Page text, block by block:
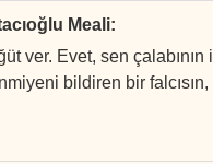
Meali:
ver. Evet, sen çalabının
bildiren bir